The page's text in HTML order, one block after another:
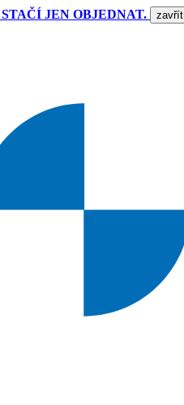
JEN OBJEDNAT. zavřít